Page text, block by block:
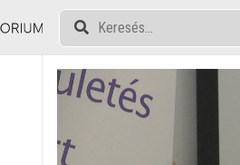
Tartalom kihagyása